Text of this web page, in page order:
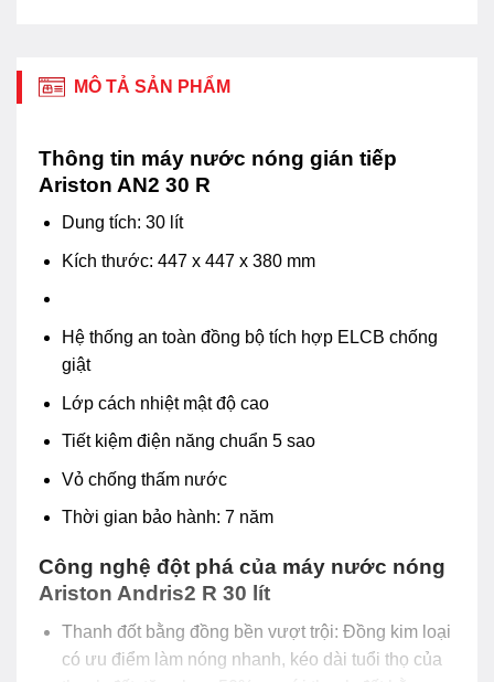
MÔ TẢ SẢN PHẨM
Thông tin máy nước nóng gián tiếp
Ariston AN2 30 R
Dung tích: 30 lít
Kích thước: 447 x 447 x 380 mm
Hệ thống an toàn đồng bộ tích hợp ELCB chống
giật
Lớp cách nhiệt mật độ cao
Tiết kiệm điện năng chuẩn 5 sao
Vỏ chống thấm nước
Thời gian bảo hành: 7 năm
Công nghệ đột phá của máy nước nóng
Ariston Andris2 R 30 lít
Thanh đốt bằng đồng bền vượt trội: Đồng kim loại
có ưu điểm làm nóng nhanh, kéo dài tuổi thọ của